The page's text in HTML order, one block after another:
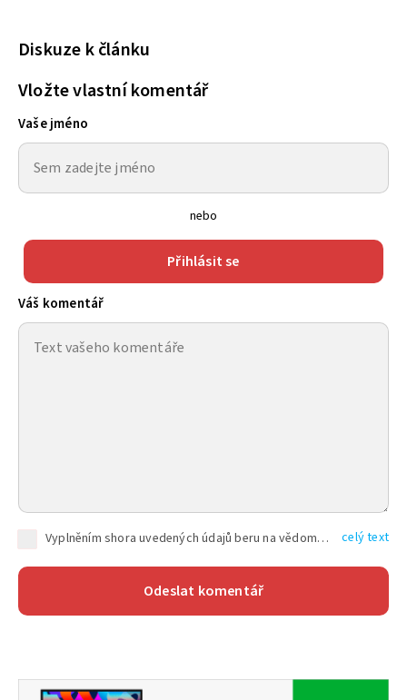
Diskuze k článku
Vložte vlastní komentář
Vaše jméno
nebo
Přihlásit se
Váš komentář
Vyplněním shora uvedených údajů beru na vědomí, že společnost TEXT FACTORY s.r.o., sídlem Brno, Durďákova 336/29, Černá Pole, PSČ: 613 00, IČ: 06157831, zapsané u Krajského soudu v Brně, oddíl C, vložka 100399, bude zpracovávat mé osobní údaje uvedené v rámci mnou vyplněného registračního formuláře na základě oprávněných zájmů TEXT FACTORY s.r.o. dle čl. 6 odst. 1 písm. f) GDPR a pro splnění právních povinností (čl. 6 odst. 1 písm. c) GDPR), a to pro tyto účely: nezbytnost zajistit oprávnění návštěvníka webových stránek provozovaných společností TEXT FACTORY s.r.o. přispívat aktivně ke zveřejněným článkům nebo v rámci diskusních fór a výkon práv TEXT FACTORY s.r.o. jako administrátora těchto diskusních fór. Více informací o zpracování osobních údajů a právech lze nalézt v celý text